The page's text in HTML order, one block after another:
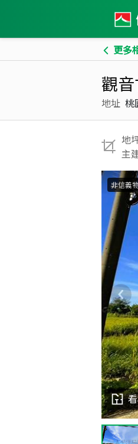
更多
觀
地址 桃
地
主
非信義